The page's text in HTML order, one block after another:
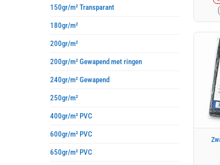
150gr/m² Transparant
180gr/m²
200gr/m²
200gr/m² Gewapend met ringen
240gr/m² Gewapend
250gr/m²
400gr/m² PVC
600gr/m² PVC
650gr/m² PVC